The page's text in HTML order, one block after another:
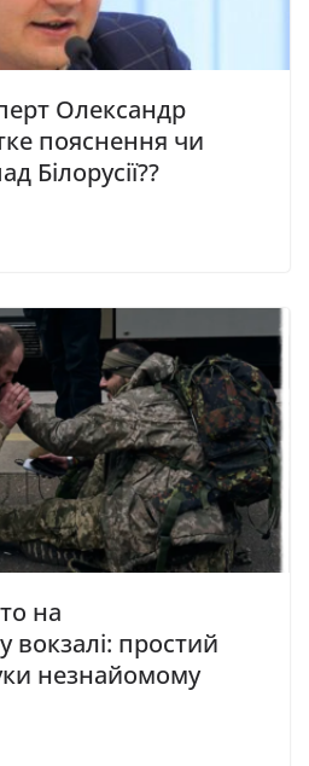
Олександр
пояснення чи
Білорусії??
на
вокзалі: простий
незнайомому